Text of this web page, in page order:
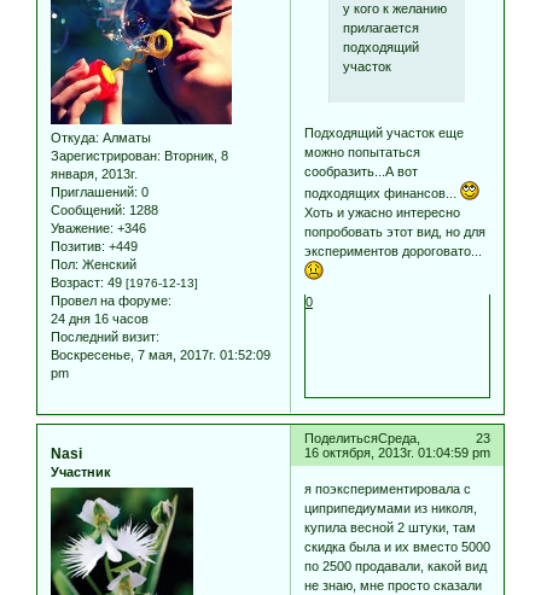
Откуда: Алматы
Зарегистрирован: Вторник, 8
января, 2013г.
Приглашений: 0
Сообщений: 1288
Уважение: +346
Позитив: +449
Пол: Женский
Возраст: 49 [1976-12-13]
Провел на форуме:
24 дня 16 часов
Последний визит:
Воскресенье, 7 мая, 2017г. 01:52:09
pm
у кого к желанию
прилагается
подходящий
участок
Подходящий участок еще
можно попытаться
сообразить...А вот
подходящих финансов...
Хоть и ужасно интересно
попробовать этот вид, но для
экспериментов дороговато...
0
Поделиться 23
Среда,
16 октября, 2013г. 01:04:59 pm
Nasi
Участник
я поэкспериментировала с
циприпедиумами из николя,
купила весной 2 штуки, там
скидка была и их вместо 5000
по 2500 продавали, какой вид
не знаю, мне просто сказали